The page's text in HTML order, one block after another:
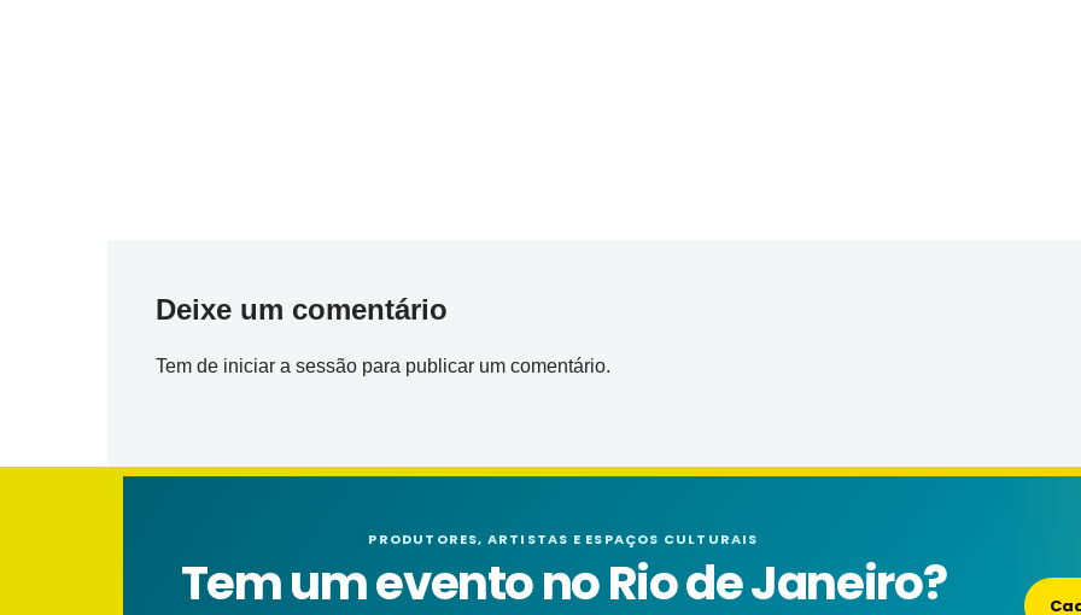
Deixe um comentário
Tem de iniciar a sessão para publicar um comentário.
PRODUTORES, ARTISTAS E ESPAÇOS CULTURAIS
Tem um evento no Rio de Janeiro?